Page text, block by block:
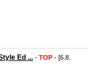
Ed ... - TOP - [6.8.